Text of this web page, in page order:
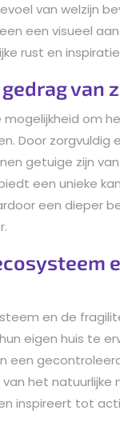
van welzijn
een visueel
rust en
van
om
Door zorgvuldig
getuige zijn
een unieke
een dieper
en de
eigen huis te
een
het natuurlijke
inspireert tot